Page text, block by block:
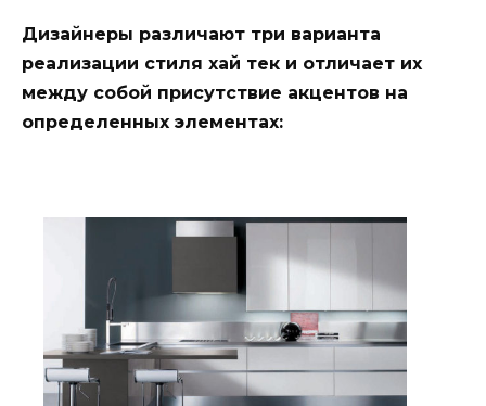
Дизайнеры различают три варианта
реализации стиля хай тек и отличает их
между собой присутствие акцентов на
определенных элементах: